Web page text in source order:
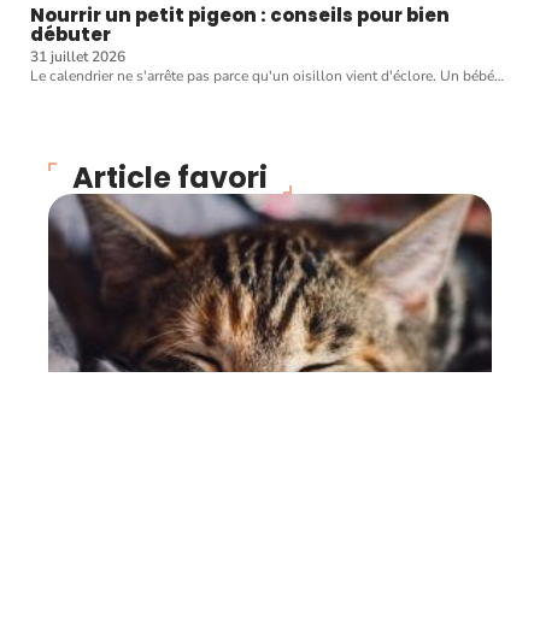
Nourrir un petit pigeon : conseils pour bien
débuter
31 juillet 2026
Le calendrier ne s'arrête pas parce qu'un oisillon vient d'éclore. Un bébé…
Article favori